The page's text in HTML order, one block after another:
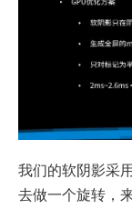
我们的软阴影采
去做一个旋转，